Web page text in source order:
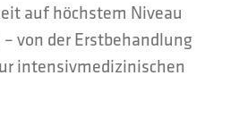
auf höchstem Niveau
von der Erstbehandlung
intensivmedizinischen